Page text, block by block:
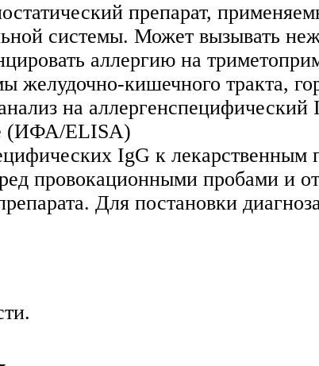
препарат,
системы. Может вызывать
аллергию на
желудочно-кишечного тракта,
на
(ИФА/ELISA)
IgG к лекарственным
провокационными пробами и
Для постановки